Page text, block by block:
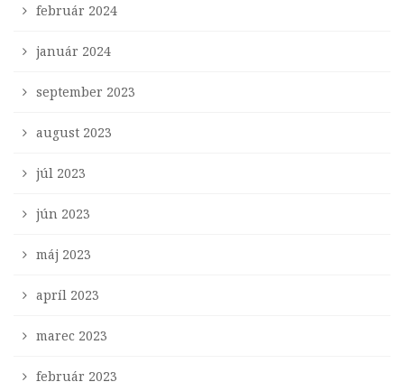
február 2024
január 2024
september 2023
august 2023
júl 2023
jún 2023
máj 2023
apríl 2023
marec 2023
február 2023